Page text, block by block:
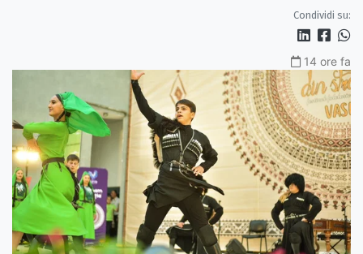
Condividi su:
14 ore fa